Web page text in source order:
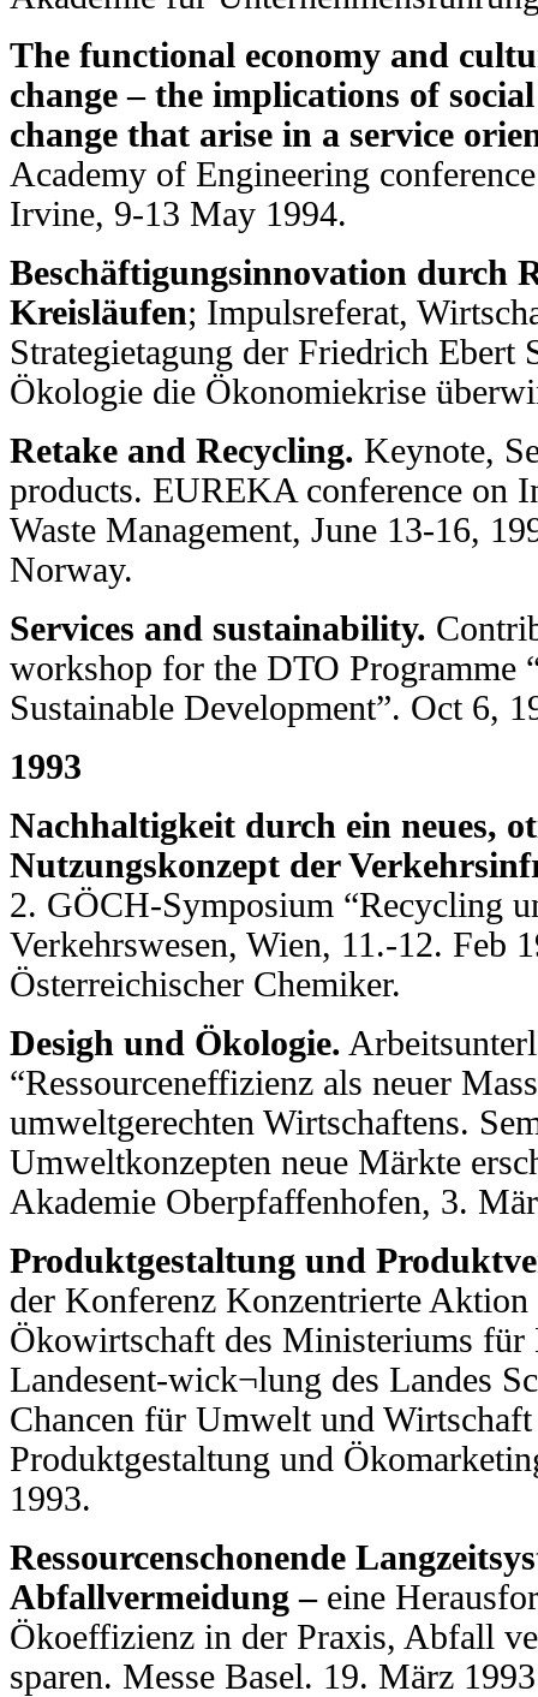
The functional economy and
change – the implications of
change that arise in a service
Academy of Engineering
Irvine, 9-13 May 1994.
Beschäftigungsinnovation durch
Kreisläufen; Impulsreferat,
Strategietagung der Friedrich
Ökologie die Ökonomiekrise
Retake and Recycling. Keynote,
products. EUREKA conference on
Waste Management, June 13-16,
Norway.
Services and sustainability.
workshop for the DTO Programme
Sustainable Development”. Oct 6,
1993
Nachhaltigkeit durch ein neues,
Nutzungskonzept der
2. GÖCH-Symposium “Recycling
Verkehrswesen, Wien, 11.-12. Feb
Österreichischer Chemiker.
Desigh und Ökologie.
“Ressourceneffizienz als neuer
umweltgerechten Wirtschaftens.
Umweltkonzepten neue Märkte
Akademie Oberpfaffenhofen, 3.
Produktgestaltung und
der Konferenz Konzentrierte
Ökowirtschaft des Ministeriums
Landesent-wick¬lung des Landes
Chancen für Umwelt und
Produktgestaltung und
1993.
Ressourcenschonende
Abfallvermeidung – eine
Ökoeffizienz in der Praxis, Abfall
sparen. Messe Basel. 19. März